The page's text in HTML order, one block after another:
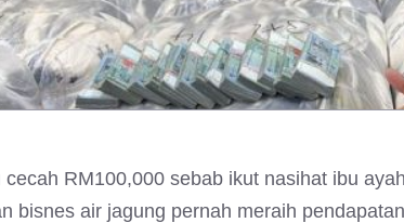
RM100,000 sebab ikut nasihat ibu
bisnes air jagung pernah meraih